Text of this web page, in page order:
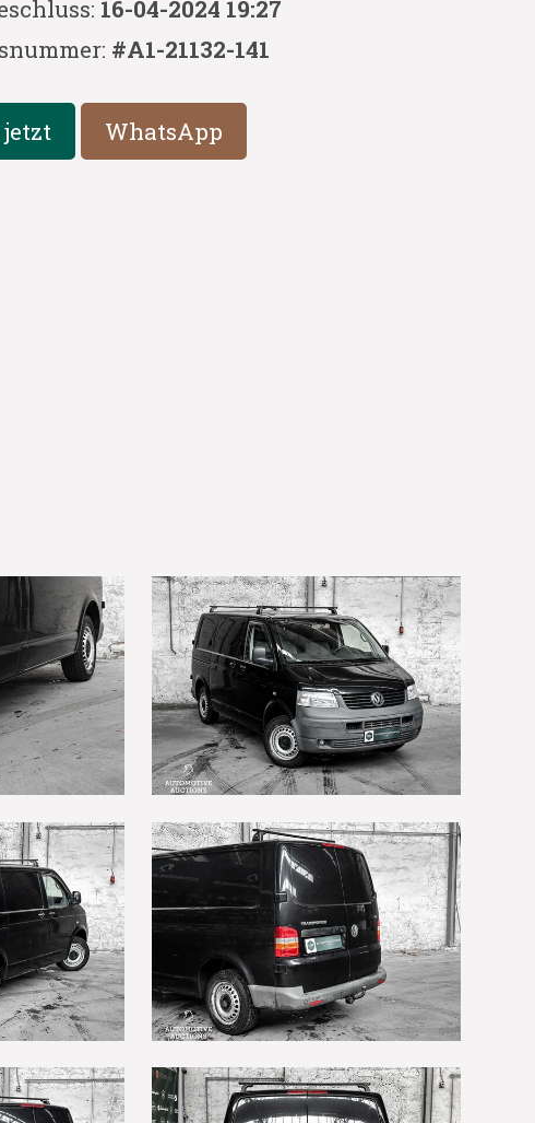
16-04-2024 19:27
#A1-21132-141
jetzt WhatsApp